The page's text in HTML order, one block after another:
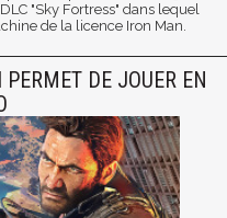
"Sky Fortress" dans lequel
de la licence Iron Man.
DE JOUER EN